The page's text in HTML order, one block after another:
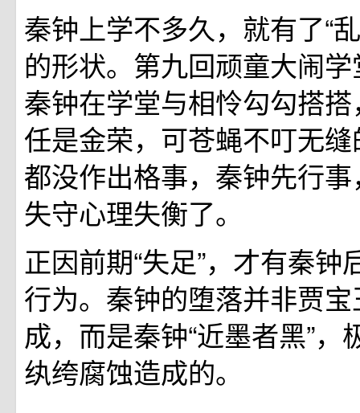
秦钟上学不多久，就有了“
的形状。第九回顽童大闹
秦钟在学堂与相怜勾勾搭
任是金荣，可苍蝇不叮无
都没作出格事，秦钟先行
失守心理失衡了。
正因前期“失足”，才有秦钟
行为。秦钟的堕落并非贾
成，而是秦钟“近墨者黑”，
纨绔腐蚀造成的。